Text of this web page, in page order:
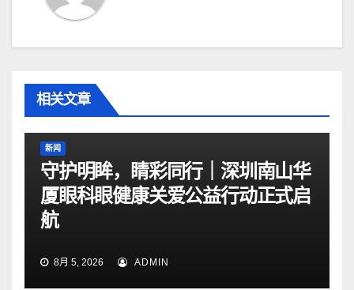
相关文章
新闻
守护明眸，睛彩同行｜深圳南山华
厦眼科眼健康关爱公益行动正式启
航
8月 5, 2026 ADMIN